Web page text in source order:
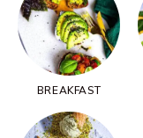
BREAKFAST